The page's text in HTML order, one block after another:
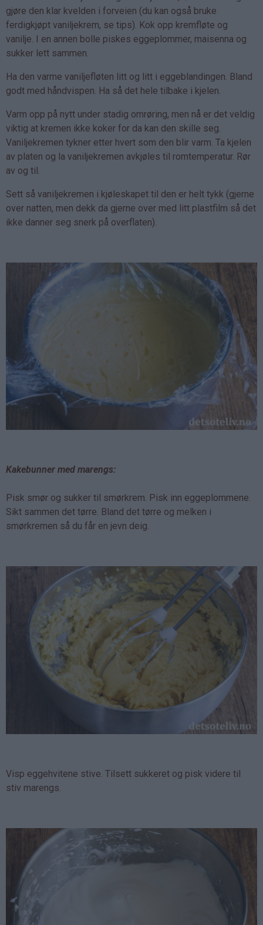
gjøre den klar kvelden i forveien (du kan også bruke
ferdigkjøpt vaniljekrem, se tips). Kok opp kremfløte og
vanilje. I en annen bolle piskes eggeplommer, maisenna og
sukker lett sammen.
Ha den varme vaniljefløten litt og litt i eggeblandingen. Bland
godt med håndvispen. Ha så det hele tilbake i kjelen.
Varm opp på nytt under stadig omrøring, men nå er det veldig
viktig at kremen ikke koker for da kan den skille seg.
Vaniljekremen tykner etter hvert som den blir varm. Ta kjelen
av platen og la vaniljekremen avkjøles til romtemperatur. Rør
av og til.
Sett så vaniljekremen i kjøleskapet til den er helt tykk (gjerne
over natten, men dekk da gjerne over med litt plastfilm så det
ikke danner seg snerk på overflaten).
Kakebunner med marengs:
Pisk smør og sukker til smørkrem. Pisk inn eggeplommene.
Sikt sammen det tørre. Bland det tørre og melken i
smørkremen så du får en jevn deig.
Visp eggehvitene stive. Tilsett sukkeret og pisk videre til
stiv marengs.